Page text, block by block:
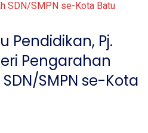
Pendidikan, Pj.
Pengarahan
SMPN se-Kota